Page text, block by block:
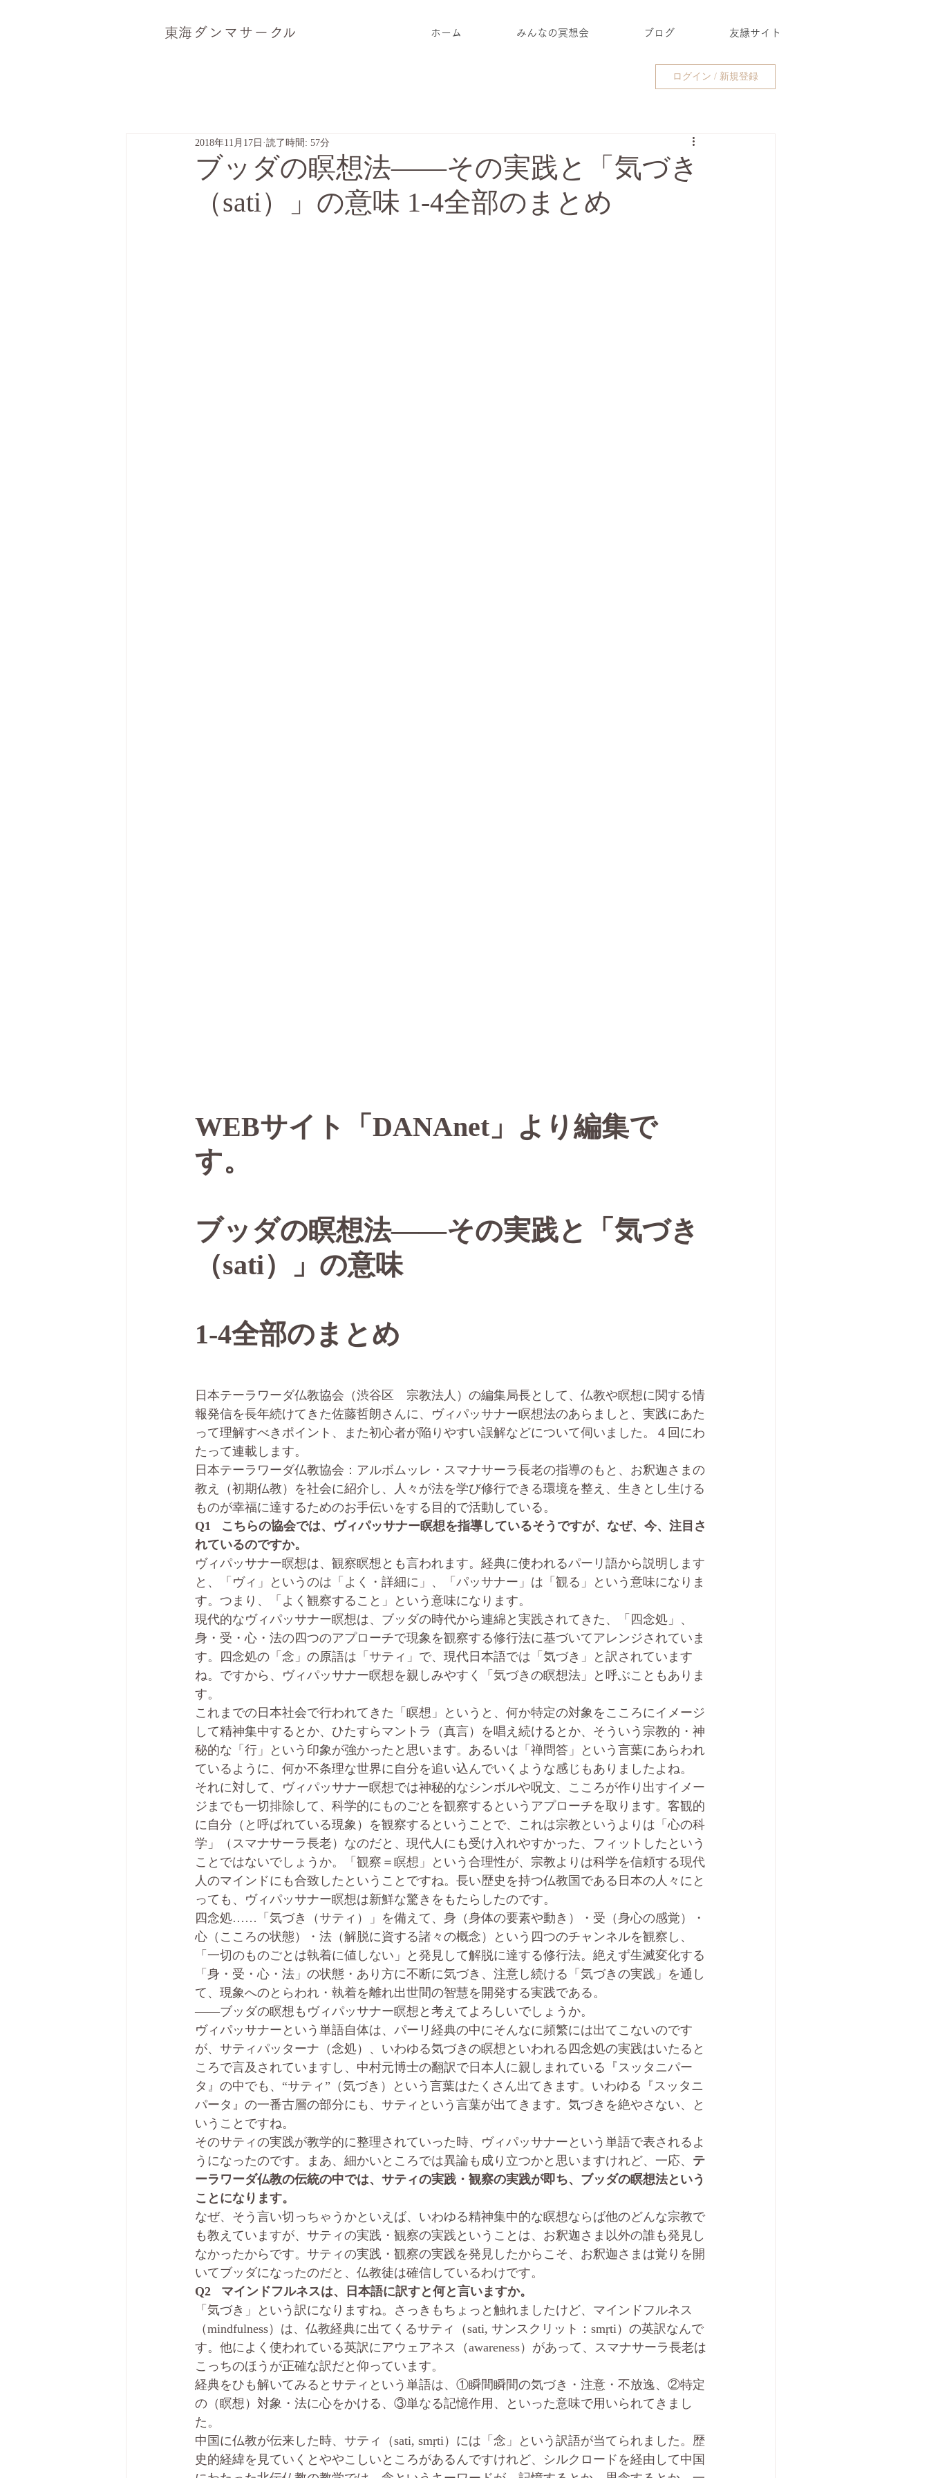
​東海ダンマサー ク ル ホーム みんなの冥想会 ブログ 友縁サイト
ログイン / 新規登録
ブッダの瞑想法――その実践と「気づき
（sati）」の意味 1-4全部のまとめ
2018年11月17日 読了時間: 57分
WEBサイト「DANAnet」より編集で
す。
ブッダの瞑想法――その実践と「気づき
（sati）」の意味
1-4全部のまとめ
日本テーラワーダ仏教協会（渋谷区　宗教法人）の編集局長として、仏教や瞑想に関する情
報発信を長年続けてきた佐藤哲朗さんに、ヴィパッサナー瞑想法のあらましと、実践にあた
って理解すべきポイント、また初心者が陥りやすい誤解などについて伺いました。４回にわ
たって連載します。
日本テーラワーダ仏教協会：アルボムッレ・スマナサーラ長老の指導のもと、お釈迦さまの
教え（初期仏教）を社会に紹介し、人々が法を学び修行できる環境を整え、生きとし生ける
ものが幸福に達するためのお手伝いをする目的で活動している。
Q1   こちらの協会では、ヴィパッサナー瞑想を指導しているそうですが、なぜ、今、注目さ
れているのですか。
ヴィパッサナー瞑想は、観察瞑想とも言われます。経典に使われるパーリ語から説明します
と、「ヴィ」というのは「よく・詳細に」、「パッサナー」は「観る」という意味になりま
す。つまり、「よく観察すること」という意味になります。
現代的なヴィパッサナー瞑想は、ブッダの時代から連綿と実践されてきた、「四念処」、
身・受・心・法の四つのアプローチで現象を観察する修行法に基づいてアレンジされていま
す。四念処の「念」の原語は「サティ」で、現代日本語では「気づき」と訳されています
ね。ですから、ヴィパッサナー瞑想を親しみやすく「気づきの瞑想法」と呼ぶこともありま
す。
これまでの日本社会で行われてきた「瞑想」というと、何か特定の対象をこころにイメージ
して精神集中するとか、ひたすらマントラ（真言）を唱え続けるとか、そういう宗教的・神
秘的な「行」という印象が強かったと思います。あるいは「禅問答」という言葉にあらわれ
ているように、何か不条理な世界に自分を追い込んでいくような感じもありましたよね。
それに対して、ヴィパッサナー瞑想では神秘的なシンボルや呪文、こころが作り出すイメー
ジまでも一切排除して、科学的にものごとを観察するというアプローチを取ります。客観的
に自分（と呼ばれている現象）を観察するということで、これは宗教というよりは「心の科
学」（スマナサーラ長老）なのだと、現代人にも受け入れやすかった、フィットしたという
ことではないでしょうか。「観察＝瞑想」という合理性が、宗教よりは科学を信頼する現代
人のマインドにも合致したということですね。長い歴史を持つ仏教国である日本の人々にと
っても、ヴィパッサナー瞑想は新鮮な驚きをもたらしたのです。
四念処……「気づき（サティ）」を備えて、身（身体の要素や動き）・受（身心の感覚）・
心（こころの状態）・法（解脱に資する諸々の概念）という四つのチャンネルを観察し、
「一切のものごとは執着に値しない」と発見して解脱に達する修行法。絶えず生滅変化する
「身・受・心・法」の状態・あり方に不断に気づき、注意し続ける「気づきの実践」を通し
――ブッダの瞑想もヴィパッサナー瞑想と考えてよろしいでしょうか。
ヴィパッサナーという単語自体は、パーリ経典の中にそんなに頻繁には出てこないのです
が、サティパッターナ（念処）、いわゆる気づきの瞑想といわれる四念処の実践はいたると
ころで言及されていますし、中村元博士の翻訳で日本人に親しまれている『スッタニパー
タ』の中でも、“サティ”（気づき）という言葉はたくさん出てきます。いわゆる『スッタニ
パータ』の一番古層の部分にも、サティという言葉が出てきます。気づきを絶やさない、と
いうことですね。
そのサティの実践が教学的に整理されていった時、ヴィパッサナーという単語で表されるよ
うになったのです。まあ、細かいところでは異論も成り立つかと思いますけれど、一応、 テ
ーラワーダ仏教の伝統の中では、サティの実践・観察の実践が即ち、ブッダの瞑想法という
ことになります。
なぜ、そう言い切っちゃうかといえば、いわゆる精神集中的な瞑想ならば他のどんな宗教で
も教えていますが、サティの実践・観察の実践ということは、お釈迦さま以外の誰も発見し
なかったからです。サティの実践・観察の実践を発見したからこそ、お釈迦さまは覚りを開
いてブッダになったのだと、仏教徒は確信しているわけです。
Q2   マインドフルネスは、日本語に訳すと何と言いますか。
「気づき」という訳になりますね。さっきもちょっと触れましたけど、マインドフルネス
（mindfulness）は、仏教経典に出てくるサティ（sati, サンスクリット：smṛti）の英訳なんで
す。他によく使われている英訳にアウェアネス（awareness）があって、スマナサーラ長老は
こっちのほうが正確な訳だと仰っています。
経典をひも解いてみるとサティという単語は、①瞬間瞬間の気づき・注意・不放逸、②特定
の（瞑想）対象・法に心をかける、③単なる記憶作用、といった意味で用いられてきまし
た。
中国に仏教が伝来した時、サティ（sati, smṛti）には「念」という訳語が当てられました。歴
史的経緯を見ていくとややこしいところがあるんですけれど、シルクロードを経由して中国